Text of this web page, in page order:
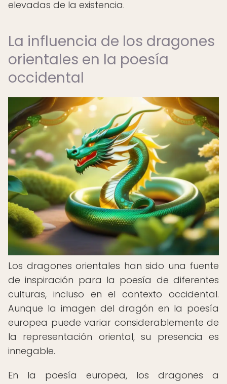
elevadas de la existencia.
La influencia de los dragones
orientales en la poesía
occidental
Los dragones orientales han sido una fuente
de inspiración para la poesía de diferentes
culturas, incluso en el contexto occidental.
Aunque la imagen del dragón en la poesía
europea puede variar considerablemente de
la representación oriental, su presencia es
innegable.
En la poesía europea, los dragones a